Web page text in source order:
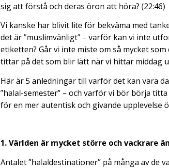
sig att förstå och deras öron att höra? (22:46)
Vi kanske har blivit lite för bekväma med
det är ”muslimvänligt” – varför kan vi inte
etiketten? Går vi inte miste om så mycket
tittar på det som blir lätt när vi hittar middag
Här är 5 anledningar till varför det kan vara
”halal-semester” – och varför vi bör börja
för en mer autentisk och givande upplevelse
1. Världen är mycket större och vackrare
Antalet ”halaldestinationer” på många av de